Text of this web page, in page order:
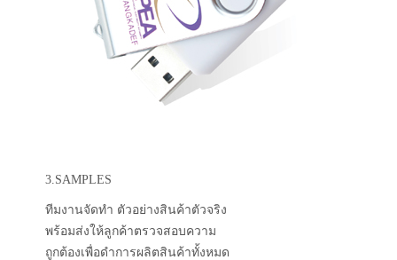
3.SAMPLES
ทีมงานจัดทำ ตัวอย่างสินค้าตัวจริง
พร้อมส่งให้ลูกค้าตรวจสอบความ
ถูกต้องเพื่อดำการผลิตสินค้าทั้งหมด